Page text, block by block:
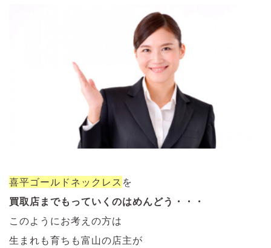
喜平ゴールドネックレス を
買取店までもっていくのはめんどう・・・
このようにお考えの方は
生まれも育ちも富山の店主が